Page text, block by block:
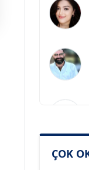
ÇOK